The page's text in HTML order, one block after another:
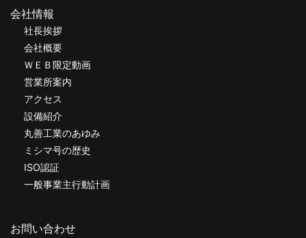
会社情報
社長挨拶
会社概要
ＷＥＢ限定動画
営業所案内
アクセス
設備紹介
丸善工業のあゆみ
ミシマ号の歴史
ISO認証
一般事業主行動計画
お問い合わせ